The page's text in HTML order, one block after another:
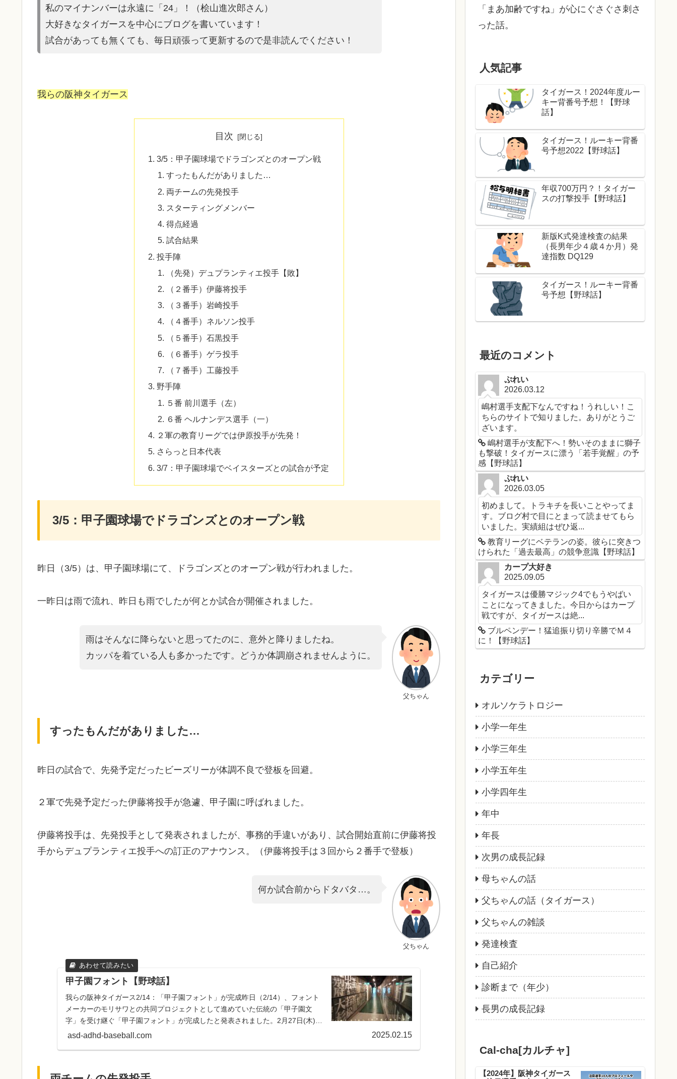
私のマイナンバーは永遠に「24」！（桧山進次郎さん）
大好きなタイガースを中心にブログを書いています！
試合があって も無くても、毎日頑張って更新するので是非読んでください！
我らの阪神タイガース
目次
3/5：甲子園球場でドラゴンズとのオープン戦
すったもんだがありました…
両チームの先発投手
スターティングメンバー
得点経過
試合結果
投手陣
（先発）デュプランティエ投手【敗】
（２番手）伊藤将投手
（３番手）岩崎投手
（４番手）ネルソン投手
（５番手）石黒投手
（６番手）ゲラ投手
（７番手）工藤投手
野手陣
５番 前川選手（左）
６番 ヘルナンデス選手（一）
２軍の教育リーグでは伊原投手が先発！
さらっと日本代表
3/7：甲子園球場でベイスターズとの試合が予定
3/5：甲子園球場でドラゴンズとのオープン戦
昨日（3/5）は、甲子園球場にて、ドラゴンズとのオープン戦が行われました。
一昨日は雨で流れ、昨日も雨でしたが何とか試合が開催されました。
父ちゃん
雨はそんなに降らないと思ってたのに、意外と降りましたね。
カッパを着ている人も多かったです。どうか体調崩されませんように。
すったもんだがありました…
昨日の試合で、先発予定だったビーズリーが体調不良で登板を回避。
２軍で先発予定だった伊藤将投手が急遽、甲子園に呼ばれました。
伊藤将投手は、先発投手として発表されましたが、事務的手違いがあり、試合開始直前に伊藤将投
手からデュプランティエ投手への訂正のアナウンス。（伊藤将投手は３回から２番手で登板）
父ちゃん
何か試合前からドタバタ…。
甲子園フォント【野球話】
我らの阪神タイガース2/14：「甲子園フォント」が完成昨日（2/14）、フォント
メーカーのモリサワとの共同プロジェクトとして進めていた伝統の「甲子園文
字」を受け継ぐ「甲子園フォント」が完成したと発表されました。2月27日(木)に
御披露目会が...
asd-adhd-baseball.com 2025.02.15
「まあ加齢ですね」が心にぐさぐさ刺さ
った話。
人気記事
タイガース！2024年度ルー
キー背番号予想！【野球
話】
タイガース！ルーキー背番
号予想2022【野球話】
年収700万円？！タイガー
スの打撃投手【野球話】
新版K式発達検査の結果
（長男年少４歳４か月）発
達指数 DQ129
タイガース！ルーキー背番
号予想【野球話】
最近のコメント
ぷれい
2026.03.12
嶋村選手支配下なんですね！うれしい！こ
ちらのサイトで知りました。ありがとうご
ざいます。
嶋村選手が支配下へ！勢いそのままに獅子
も撃破！タイガースに漂う「若手覚醒」の予
感【野球話】
ぷれい
2026.03.05
初めまして。トラキチを長いことやってま
す。ブログ村で目にとまって読ませてもら
いました。実績組はぜひ返...
教育リーグにベテランの姿。彼らに突きつ
けられた「過去最高」の競争意識【野球話】
カープ大好き
2025.09.05
タイガースは優勝マジック4でもうやばい
ことになってきました。今日からはカープ
戦ですが、タイガースは絶...
ブルペンデー！猛追振り切り辛勝でＭ４
に！【野球話】
カテゴリー
オルソケラトロジー
小学一年生
小学三年生
小学五年生
小学四年生
年中
年長
次男の成長記録
母ちゃんの話
父ちゃんの話（タイガース）
父ちゃんの雑談
発達検査
自己紹介
診断まで（年少）
長男の成長記録
Cal-cha[カルチャ]
【2024年】阪神タイガース